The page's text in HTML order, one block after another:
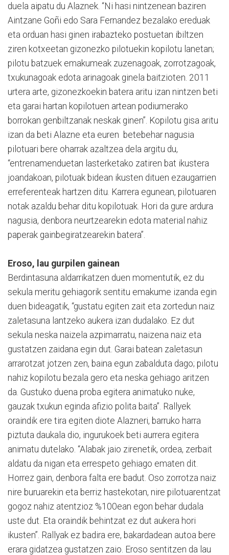
duela aipatu du Alaznek. “Ni hasi nintzenean baziren
Aintzane Goñi edo Sara Fernandez bezalako ereduak
eta orduan hasi ginen irabazteko postuetan ibiltzen
ziren kotxeetan gizonezko pilotuekin kopilotu lanetan;
pilotu batzuek emakumeak zuzenagoak, zorrotzagoak,
txukunagoak edota arinagoak ginela baitzioten. 2011
urtera arte, gizonezkoekin batera aritu izan nintzen beti
eta garai hartan kopilotuen artean podiumerako
borrokan genbiltzanak neskak ginen”. Kopilotu gisa aritu
izan da beti Alazne eta euren betebehar nagusia
pilotuari bere oharrak azaltzea dela argitu du,
“entrenamenduetan lasterketako zatiren bat ikustera
joandakoan, pilotuak bidean ikusten dituen ezaugarrien
erreferenteak hartzen ditu. Karrera egunean, pilotuaren
notak azaldu behar ditu kopilotuak. Hori da gure ardura
nagusia, denbora neurtzearekin edota material nahiz
paperak gainbegiratzearekin batera”.
Eroso, lau gurpilen gainean
Berdintasuna aldarrikatzen duen momentutik, ez du
sekula meritu gehiagorik sentitu emakume izanda egin
duen bideagatik, “gustatu egiten zait eta zortedun naiz
zaletasuna lantzeko aukera izan dudalako. Ez dut
sekula neska naizela azpimarratu, naizena naiz eta
gustatzen zaidana egin dut. Garai batean zaletasun
arrarotzat jotzen zen, baina egun zabalduta dago; pilotu
nahiz kopilotu bezala gero eta neska gehiago aritzen
da. Gustuko duena proba egitera animatuko nuke,
gauzak txukun eginda afizio polita baita”. Rallyek
oraindik ere tira egiten diote Alazneri, barruko harra
piztuta daukala dio, ingurukoek beti aurrera egitera
animatu dutelako. “Alabak jaio zirenetik, ordea, zerbait
aldatu da nigan eta errespeto gehiago ematen dit.
Horrez gain, denbora falta ere badut. Oso zorrotza naiz
nire buruarekin eta berriz hastekotan, nire pilotuarentzat
gogoz nahiz atentzioz %100ean egon behar dudala
uste dut. Eta oraindik behintzat ez dut aukera hori
ikusten”. Rallyak ez badira ere, bakardadean autoa bere
erara gidatzea gustatzen zaio. Eroso sentitzen da lau